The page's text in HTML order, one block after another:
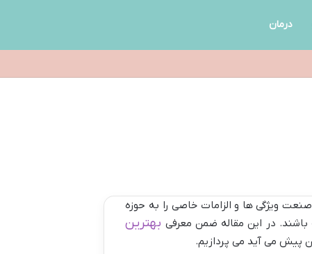
درمان
ویژگی ها و الزامات خاصی را به حوزه
در این مقاله ضمن معرفی بهترین
پیش می آید می پردازیم.